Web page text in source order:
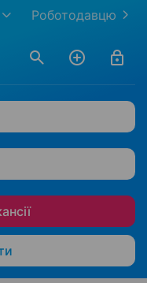
Роботодавцю